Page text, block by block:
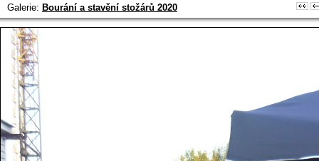
Galerie: Bourání a stavění stožárů 2020